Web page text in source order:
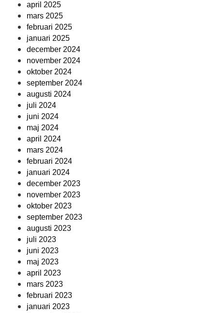
april 2025
mars 2025
februari 2025
januari 2025
december 2024
november 2024
oktober 2024
september 2024
augusti 2024
juli 2024
juni 2024
maj 2024
april 2024
mars 2024
februari 2024
januari 2024
december 2023
november 2023
oktober 2023
september 2023
augusti 2023
juli 2023
juni 2023
maj 2023
april 2023
mars 2023
februari 2023
januari 2023